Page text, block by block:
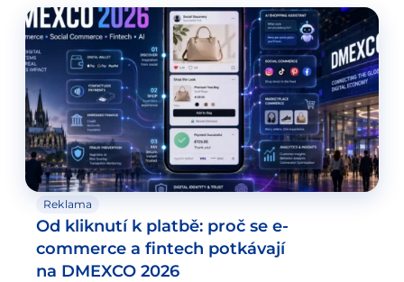
Reklama
Od kliknutí k platbě: proč se e-
commerce a fintech potkávají
na DMEXCO 2026